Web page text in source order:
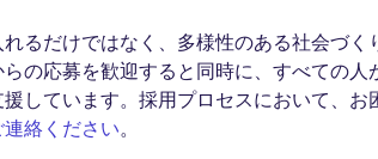
るだけではなく、多様性のある社会づく
の応募を歓迎すると同時に、すべての人
しています。採用プロセスにおいて、お
絡ください。